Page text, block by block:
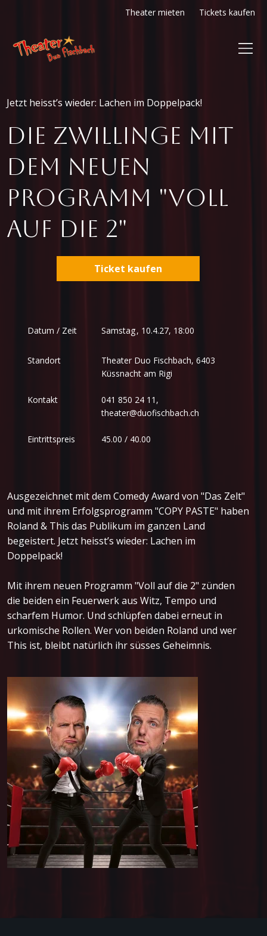
Theater mieten Tickets kaufen
Jetzt heisst’s wieder: Lachen im Doppelpack!
Die Zwillinge mit
dem neuen
Programm "Voll
auf die 2"
Ticket kaufen
Datum / Zeit Samstag, 10.4.27, 18:00
Standort
Theater Duo Fischbach, 6403
Küssnacht am Rigi
Kontakt
041 850 24 11,
theater@duofischbach.ch
Eintrittspreis 45.00 / 40.00
Ausgezeichnet mit dem Comedy Award von "Das Zelt"
und mit ihrem Erfolgsprogramm "COPY PASTE" haben
Roland & This das Publikum im ganzen Land
begeistert. Jetzt heisst’s wieder: Lachen im
Doppelpack!
Mit ihrem neuen Programm "Voll auf die 2" zünden
die beiden ein Feuerwerk aus Witz, Tempo und
scharfem Humor. Und schlüpfen dabei erneut in
urkomische Rollen. Wer von beiden Roland und wer
This ist, bleibt natürlich ihr süsses Geheimnis.